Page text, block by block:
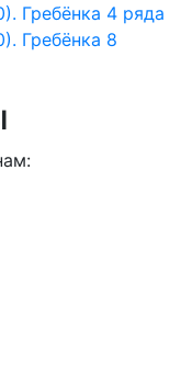
Гребёнка 4 ряда
Гребёнка 8